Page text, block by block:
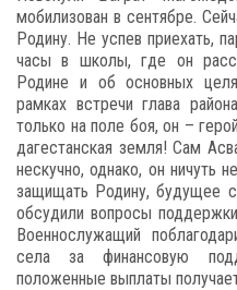
мобилизован в сентябре.
Родину. Не успев приехать,
часы в школы, где он
Родине и об основных
рамках встречи глава
только на поле боя, он –
дагестанская земля! Сам
нескучно, однако, он ничуть
защищать Родину, будущее
обсудили вопросы
Военнослужащий
села за финансовую
положенные выплаты